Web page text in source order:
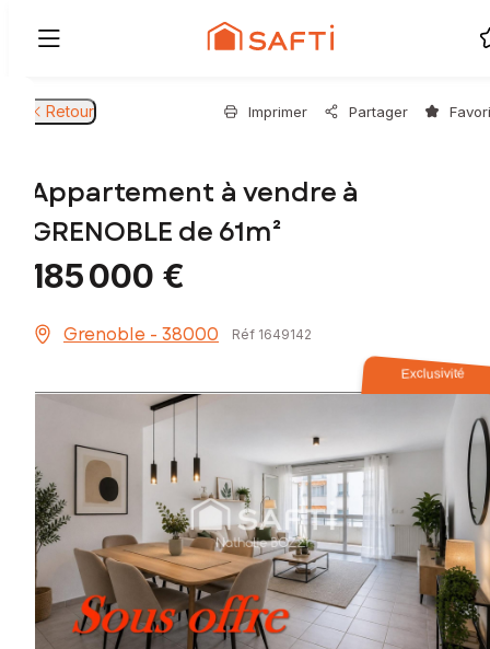
Retour Imprimer Partager
Appartement à vendre à
GRENOBLE de 61m²
185 000 €
Grenoble - 38000 Réf 1649142
Exclusivité